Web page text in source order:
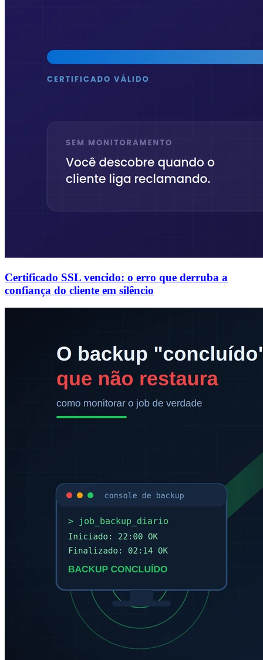
Certificado SSL vencido: o erro que derruba a
confiança do cliente em silêncio